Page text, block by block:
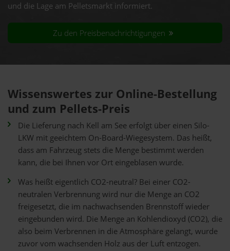
und die Lage am Pelletsmarkt informiert.
Zu den Preisbenachrichtigungen
Wissenswertes zur Online-Bestellung
und zum Pellets-Preis
Die Lieferung nach Kell am See erfolgt über einen Silo-
LKW mit geeichtem On-Board-Wiegesystem. Das heißt,
dass am Fahrzeug stets die Menge bestimmt werden
kann, die bei Ihnen vor Ort eingeblasen wurde.
Was heißt eigentlich CO2-neutral? Bei einer CO2-
neutralen Verbrennung wird nur die Menge an CO2
freigesetzt, die im nachwachsenden Brennstoff wieder
eingebunden wird. Die Menge an Kohlendioxyd (CO2), die
also beim Verbrennen in die Atmosphäre gelangt, wurde
zuvor vom wachsenden Holz aus der Luft entzogen.